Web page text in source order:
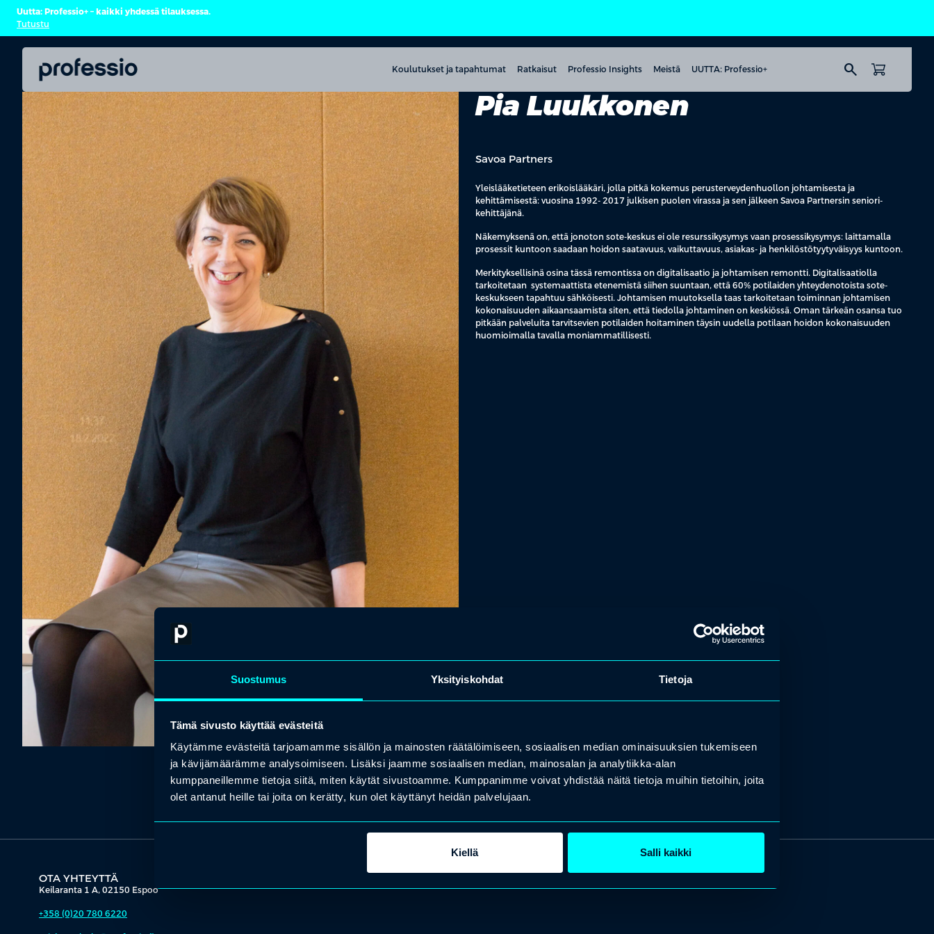
Suostumus Yksityiskohdat Tietoja
Tämä sivusto käyttää evästeitä
Käytämme evästeitä tarjoamamme sisällön ja mainosten räätälöimiseen, sosiaalisen median ominaisuuksien tukemiseen
ja kävijämäärämme analysoimiseen. Lisäksi jaamme sosiaalisen median, mainosalan ja analytiikka-alan
kumppaneillemme tietoja siitä, miten käytät sivustoamme. Kumppanimme voivat yhdistää näitä tietoja muihin tietoihin, joita
olet antanut heille tai joita on kerätty, kun olet käyttänyt heidän palvelujaan.
Kiellä Salli kaikki
Uutta: Professio+ – kaikki yhdessä tilauksessa.
Tutustu
Koulutukset ja tapahtumat Ratkaisut Professio Insights Meistä UUTTA: Professio+ search
Pia Luukkonen
Savoa Partners
Yleislääketieteen erikoislääkäri, jolla pitkä kokemus perusterveydenhuollon johtamisesta ja
kehittämisestä: vuosina 1992- 2017 julkisen puolen virassa ja sen jälkeen Savoa Partnersin seniori-
kehittäjänä.
Näkemyksenä on, että jonoton sote-keskus ei ole resurssikysymys vaan prosessikysymys: laittamalla
prosessit kuntoon saadaan hoidon saatavuus, vaikuttavuus, asiakas- ja henkilöstötyytyväisyys kuntoon.
Merkityksellisinä osina tässä remontissa on digitalisaatio ja johtamisen remontti. Digitalisaatiolla
tarkoitetaan systemaattista etenemistä siihen suuntaan, että 60% potilaiden yhteydenotoista sote-
keskukseen tapahtuu sähköisesti. Johtamisen muutoksella taas tarkoitetaan toiminnan johtamisen
kokonaisuuden aikaansaamista siten, että tiedolla johtaminen on keskiössä. Oman tärkeän osansa tuo
pitkään palveluita tarvitsevien potilaiden hoitaminen täysin uudella potilaan hoidon kokonaisuuden
huomioimalla tavalla moniammatillisesti.
OTA YHTEYTTÄ
Keilaranta 1 A, 02150 Espoo
+358 (0)20 780 6220